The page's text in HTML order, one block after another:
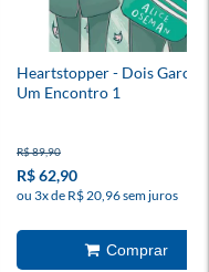
Heartstopper - Dois
Um Encontro 1
R$ 89,90
R$ 62,90
ou 3x de R$ 20,96 sem juros